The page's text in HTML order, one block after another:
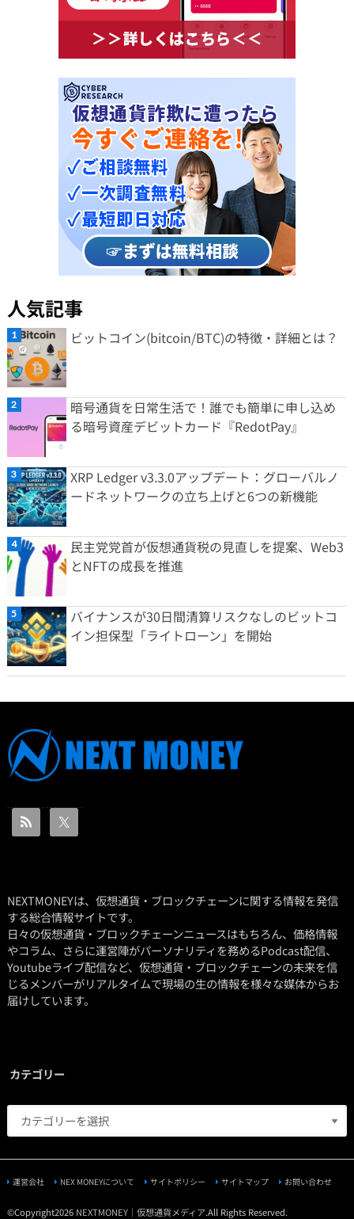
人気記事
ビットコイン(bitcoin/BTC)の特徴・詳細とは？
暗号通貨を日常生活で！誰でも簡単に申し込め
る暗号資産デビットカード『RedotPay』
XRP Ledger v3.3.0アップデート：グローバルノ
ードネットワークの立ち上げと6つの新機能
民主党党首が仮想通貨税の見直しを提案、Web3
とNFTの成長を推進
バイナンスが30日間清算リスクなしのビットコ
イン担保型「ライトローン」を開始
NEXTMONEYは、仮想通貨・ブロックチェーンに関する情報を発信
する総合情報サイトです。
日々の仮想通貨・ブロックチェーンニュースはもちろん、価格情報
やコラム、さらに運営陣がパーソナリティを務めるPodcast配信、
Youtubeライブ配信など、仮想通貨・ブロックチェーンの未来を信
じるメンバーがリアルタイムで現場の生の情報を様々な媒体からお
届けしています。
カテゴリー
運営会社 NEX MONEYについて サイトポリシー サイトマップ お問い合わせ
©Copyright2026 NEXTMONEY｜仮想通貨メディア.All Rights Reserved.